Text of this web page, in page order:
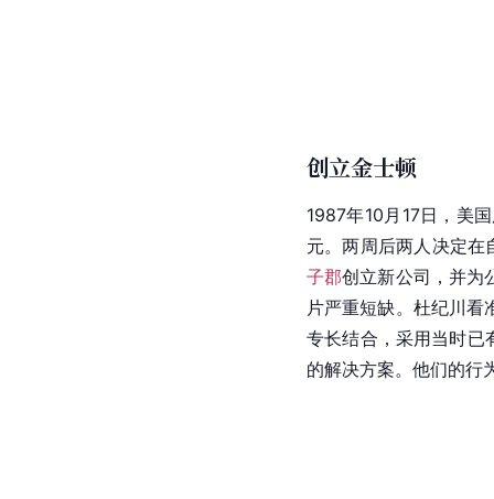
创立金士顿
1987年10月17日，美
元。两周后两人决定
子郡创立新公司，并为
片严重短缺。杜纪川看
专长结合，采用当时已
的解决方案。他们的行